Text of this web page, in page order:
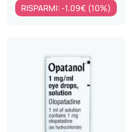
RISPARMI: -1.09€ (10%)